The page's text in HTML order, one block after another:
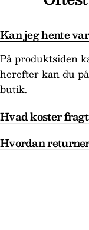
Kan jeg hente
På produktsiden
herefter kan du
butik.
Hvad koster
Hvordan